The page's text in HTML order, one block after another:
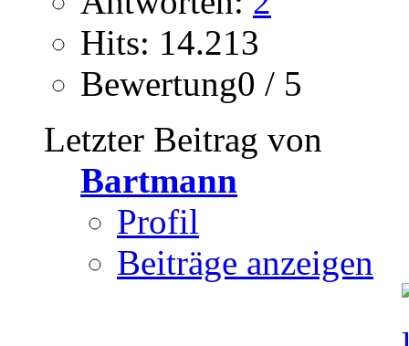
Hits: 14.213
Bewertung0 / 5
Letzter Beitrag von
Bartmann
Profil
Beiträge anzeigen